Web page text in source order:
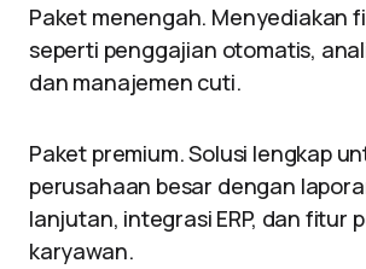
Paket menengah. Menyediakan
seperti penggajian otomatis,
dan manajemen cuti.
Paket premium. Solusi lengkap
perusahaan besar dengan
lanjutan, integrasi ERP, dan fitur
karyawan.